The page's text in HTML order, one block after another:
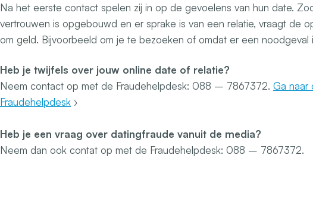
Na het eerste contact spelen zij in op de gevoelens van hun date.
vertrouwen is opgebouwd en er sprake is van een relatie, vraagt de
om geld. Bijvoorbeeld om je te bezoeken of omdat er een noodgeval
Heb je twijfels over jouw online date of relatie?
Neem contact op met de Fraudehelpdesk: 088 – 7867372. Ga naar
Fraudehelpdesk ›
Heb je een vraag over datingfraude vanuit de media?
Neem dan ook contat op met de Fraudehelpdesk: 088 – 7867372.